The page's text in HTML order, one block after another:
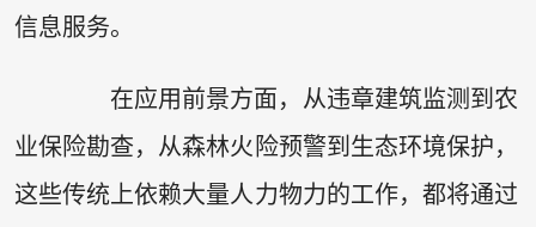
信息服务。
在应用前景方面，从违章建筑监测到农
业保险勘查，从森林火险预警到生态环境保护，
这些传统上依赖大量人力物力的工作，都将通过